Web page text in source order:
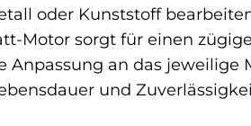
oder Kunststoff
Motor sorgt für einen
Anpassung an das
und